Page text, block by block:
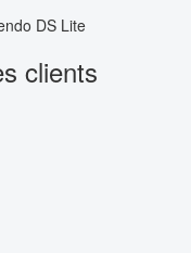
DS Lite
clients